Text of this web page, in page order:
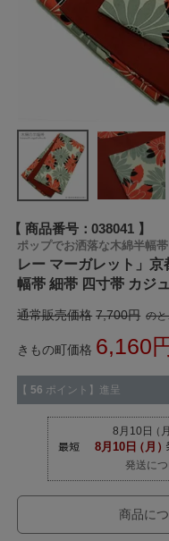
商品番号 038041
ポップでお洒落な木綿半幅帯
レー マーガレット」
幅帯 細帯 四寸帯 カジ
通常販売価格 7,700 の
きもの町価格 6,160
【 56 ポイント】進呈
発送に
商品に